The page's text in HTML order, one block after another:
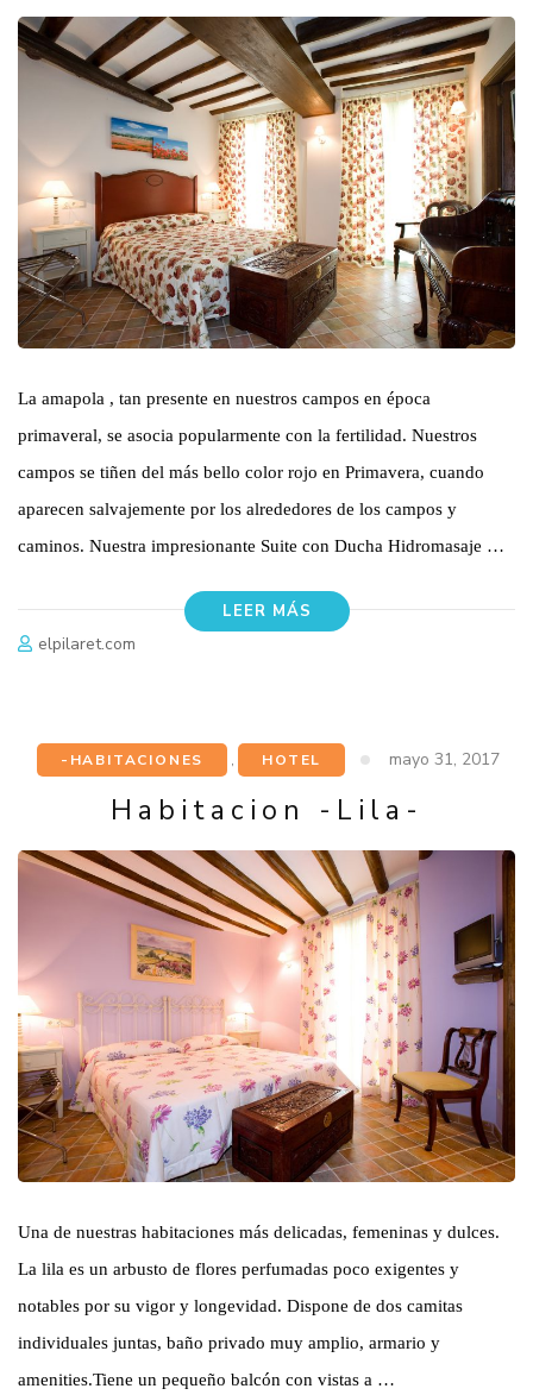
La amapola , tan presente en nuestros campos en época
primaveral, se asocia popularmente con la fertilidad. Nuestros
campos se tiñen del más bello color rojo en Primavera, cuando
aparecen salvajemente por los alrededores de los campos y
caminos. Nuestra impresionante Suite con Ducha Hidromasaje …
LEER MÁS
elpilaret.com
-HABITACIONES , HOTEL mayo 31, 2017
Habitacion -Lila-
Una de nuestras habitaciones más delicadas, femeninas y dulces.
La lila es un arbusto de flores perfumadas poco exigentes y
notables por su vigor y longevidad. Dispone de dos camitas
individuales juntas, baño privado muy amplio, armario y
amenities.Tiene un pequeño balcón con vistas a …